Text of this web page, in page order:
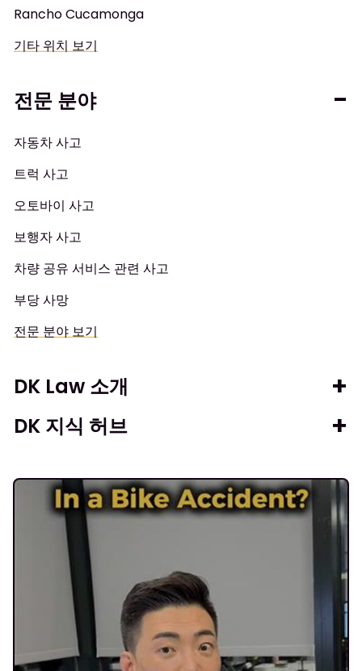
Rancho Cucamonga
기타 위치 보기
전문 분야
자동차 사고
트럭 사고
오토바이 사고
보행자 사고
차량 공유 서비스 관련 사고
부당 사망
전문 분야 보기
DK Law 소개
DK 지식 허브